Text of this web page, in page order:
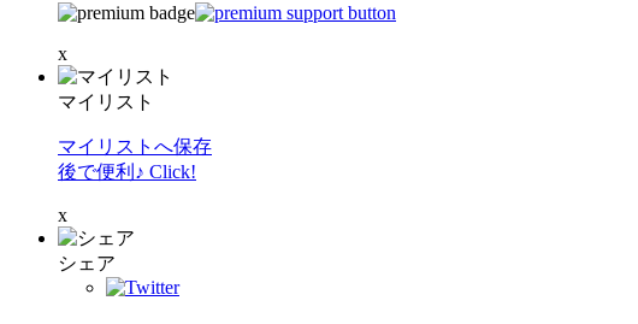
x
マイリスト
マイリストへ保存
後で便利♪ Click!
x
シェア